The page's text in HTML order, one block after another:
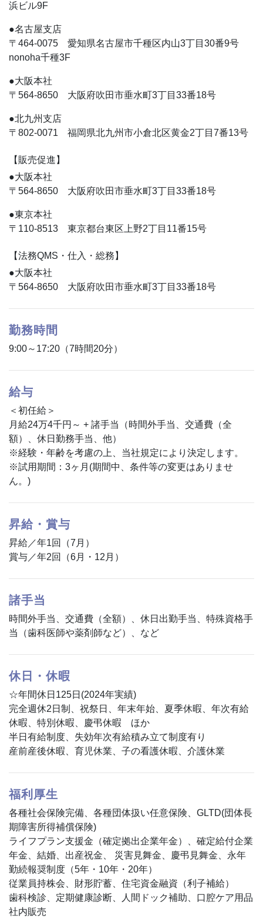
浜ビル9F
●名古屋支店
〒464-0075 愛知県名古屋市千種区内山3丁目30番9号
nonoha千種3F
●大阪本社
〒564-8650 大阪府吹田市垂水町3丁目33番18号
●北九州支店
〒802-0071 福岡県北九州市小倉北区黄金2丁目7番13号
【販売促進】
●大阪本社
〒564-8650 大阪府吹田市垂水町3丁目33番18号
●東京本社
〒110-8513 東京都台東区上野2丁目11番15号
【法務QMS・仕入・総務】
●大阪本社
〒564-8650 大阪府吹田市垂水町3丁目33番18号
勤務時間
9:00～17:20（7時間20分）
給与
＜初任給＞
月給24万4千円～ + 諸手当（時間外手当、交通費（全
額）、休日勤務手当、他）
※経験・年齢を考慮の上、当社規定により決定します。
※試用期間：3ヶ月(期間中、条件等の変更はありませ
ん。)
昇給・賞与
昇給／年1回（7月）
賞与／年2回（6月・12月）
諸手当
時間外手当、交通費（全額）、休日出勤手当、特殊資格手
当（歯科医師や薬剤師など）、など
休日・休暇
☆年間休日125日(2024年実績)
完全週休2日制、祝祭日、年末年始、夏季休暇、年次有給
休暇、特別休暇、慶弔休暇 ほか
半日有給制度、失効年次有給積み立て制度有り
産前産後休暇、育児休業、子の看護休暇、介護休業
福利厚生
各種社会保険完備、各種団体扱い任意保険、GLTD(団体長
期障害所得補償保険)
ライフプラン支援金（確定拠出企業年金）、確定給付企業
年金、結婚、出産祝金、
災害見舞金、慶弔見舞金、永年
勤続報奨制度（5年・10年・20年）
従業員持株会、財形貯蓄、住宅資金融資（利子補給）
歯科検診、定期健康診断、人間ドック補助、口腔ケア用品
社内販売